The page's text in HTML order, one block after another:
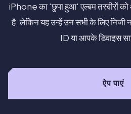
iPhone का 'छुपा हुआ' एल्बम तस्वीरों को
है, लेकिन यह उन्हें उन सभी के लिए
ID या आपके डिवाइस
ऐप पाएं